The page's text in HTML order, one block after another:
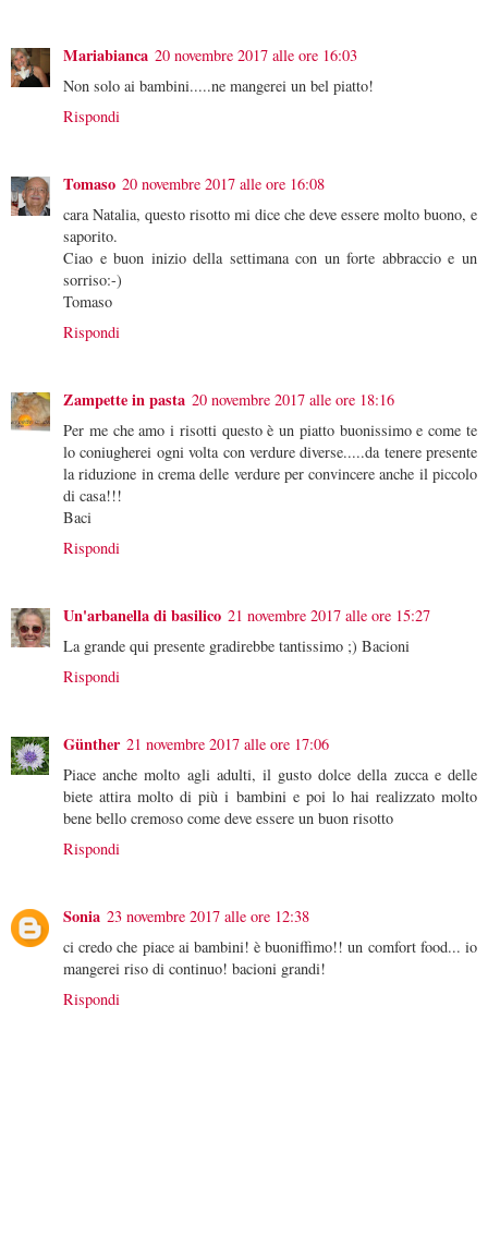
Mariabianca 20 novembre 2017 alle ore 16:03
Non solo ai bambini.....ne mangerei un bel piatto!
Rispondi
Tomaso 20 novembre 2017 alle ore 16:08
cara Natalia, questo risotto mi dice che deve essere molto buono, e
saporito.
Ciao e buon inizio della settimana con un forte abbraccio e un
sorriso:-)
Tomaso
Rispondi
Zampette in pasta 20 novembre 2017 alle ore 18:16
Per me che amo i risotti questo è un piatto buonissimo e come te
lo coniugherei ogni volta con verdure diverse.....da tenere presente
la riduzione in crema delle verdure per convincere anche il piccolo
di casa!!!
Baci
Rispondi
Un'arbanella di basilico 21 novembre 2017 alle ore 15:27
La grande qui presente gradirebbe tantissimo ;) Bacioni
Rispondi
Günther 21 novembre 2017 alle ore 17:06
Piace anche molto agli adulti, il gusto dolce della zucca e delle
biete attira molto di più i bambini e poi lo hai realizzato molto
bene bello cremoso come deve essere un buon risotto
Rispondi
Sonia 23 novembre 2017 alle ore 12:38
ci credo che piace ai bambini! è buoniffimo!! un comfort food... io
mangerei riso di continuo! bacioni grandi!
Rispondi